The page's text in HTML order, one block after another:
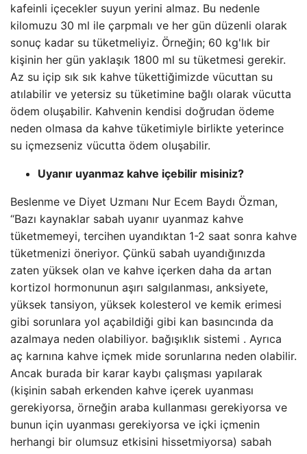
kafeinli içecekler suyun yerini almaz. Bu nedenle
kilomuzu 30 ml ile çarpmalı ve her gün düzenli olarak
sonuç kadar su tüketmeliyiz. Örneğin; 60 kg'lık bir
kişinin her gün yaklaşık 1800 ml su tüketmesi gerekir.
Az su içip sık sık kahve tükettiğimizde vücuttan su
atılabilir ve yetersiz su tüketimine bağlı olarak vücutta
ödem oluşabilir. Kahvenin kendisi doğrudan ödeme
neden olmasa da kahve tüketimiyle birlikte yeterince
su içmezseniz vücutta ödem oluşabilir.
Uyanır uyanmaz kahve içebilir misiniz?
Beslenme ve Diyet Uzmanı Nur Ecem Baydı Özman,
“Bazı kaynaklar sabah uyanır uyanmaz kahve
tüketmemeyi, tercihen uyandıktan 1-2 saat sonra kahve
tüketmenizi öneriyor. Çünkü sabah uyandığınızda
zaten yüksek olan ve kahve içerken daha da artan
kortizol hormonunun aşırı salgılanması, anksiyete,
yüksek tansiyon, yüksek kolesterol ve kemik erimesi
gibi sorunlara yol açabildiği gibi kan basıncında da
azalmaya neden olabiliyor. bağışıklık sistemi . Ayrıca
aç karnına kahve içmek mide sorunlarına neden olabilir.
Ancak burada bir karar kaybı çalışması yapılarak
(kişinin sabah erkenden kahve içerek uyanması
gerekiyorsa, örneğin araba kullanması gerekiyorsa ve
bunun için uyanması gerekiyorsa ve içki içmenin
herhangi bir olumsuz etkisini hissetmiyorsa) sabah